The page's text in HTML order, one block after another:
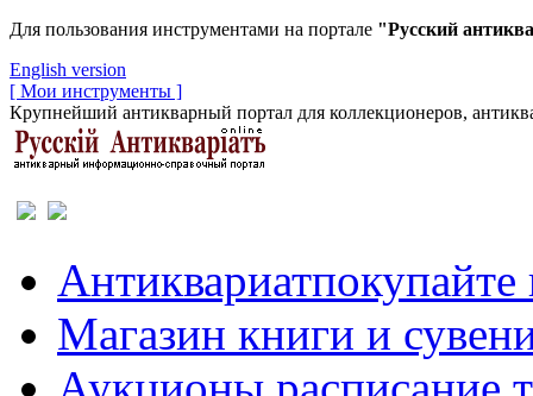
Для пользования инструментами на портале "Русский
English version
[ Мои инструменты ]
Крупнейший антикварный портал для коллекционеров,
Антиквариатпокупайте
Магазин книги и